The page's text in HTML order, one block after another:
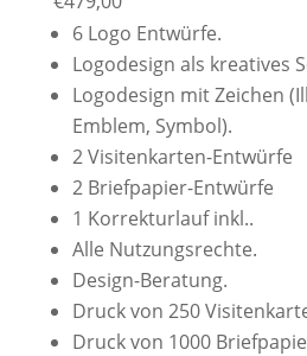
6 Logo Entwürfe.
Logodesign als kreatives
Logodesign mit Zeichen
Emblem, Symbol).
2 Visitenkarten-Entwürfe
2 Briefpapier-Entwürfe
1 Korrekturlauf inkl..
Alle Nutzungsrechte.
Design-Beratung.
Druck von 250
Druck von 1000